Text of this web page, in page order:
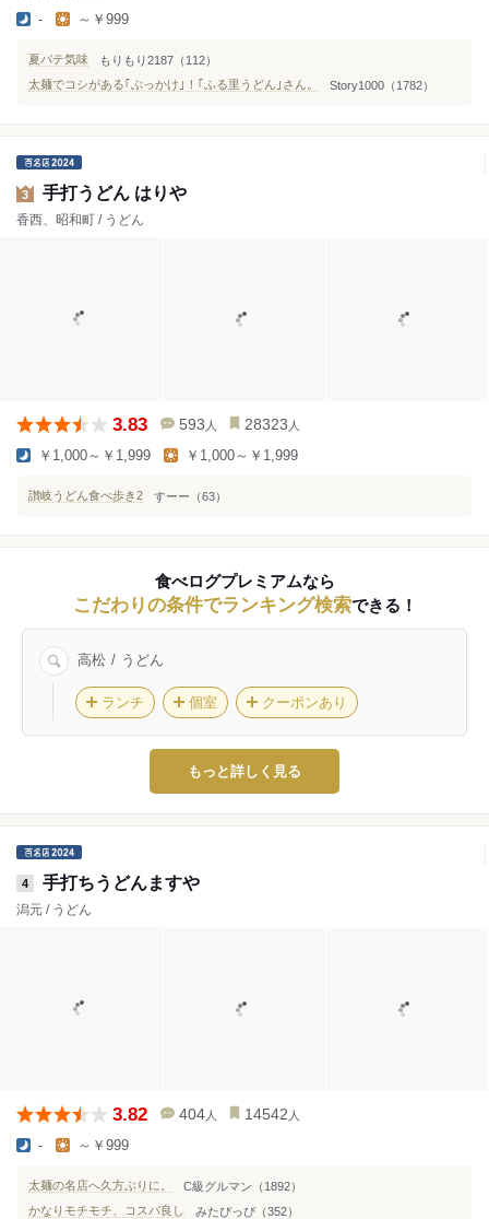
- ～￥999
夏バテ気味
もりもり2187（112）
太麺でコシがある｢ぶっかけ｣！｢ふる里うどん｣さん。
Story1000（1782）
3 手打うどん はりや
香西、昭和町 / うどん
3.83 593 人 28323 人
￥1,000～￥1,999 ￥1,000～￥1,999
讃岐うどん食べ歩き2 すーー（63）
食べログプレミアムなら
こだわりの条件でランキング検索できる！
高松 うどん
ランチ 個室 クーポンあり
もっと詳しく見る
4 手打ちうどんますや
潟元 / うどん
3.82 404 人 14542 人
- ～￥999
太麺の名店へ久方ぶりに。
C級グルマン（1892）
かなりモチモチ、コスパ良し
みたぴっぴ（352）